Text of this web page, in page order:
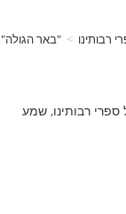
רבותינו > "באר הגולה"
ספרי רבותינו, שמע